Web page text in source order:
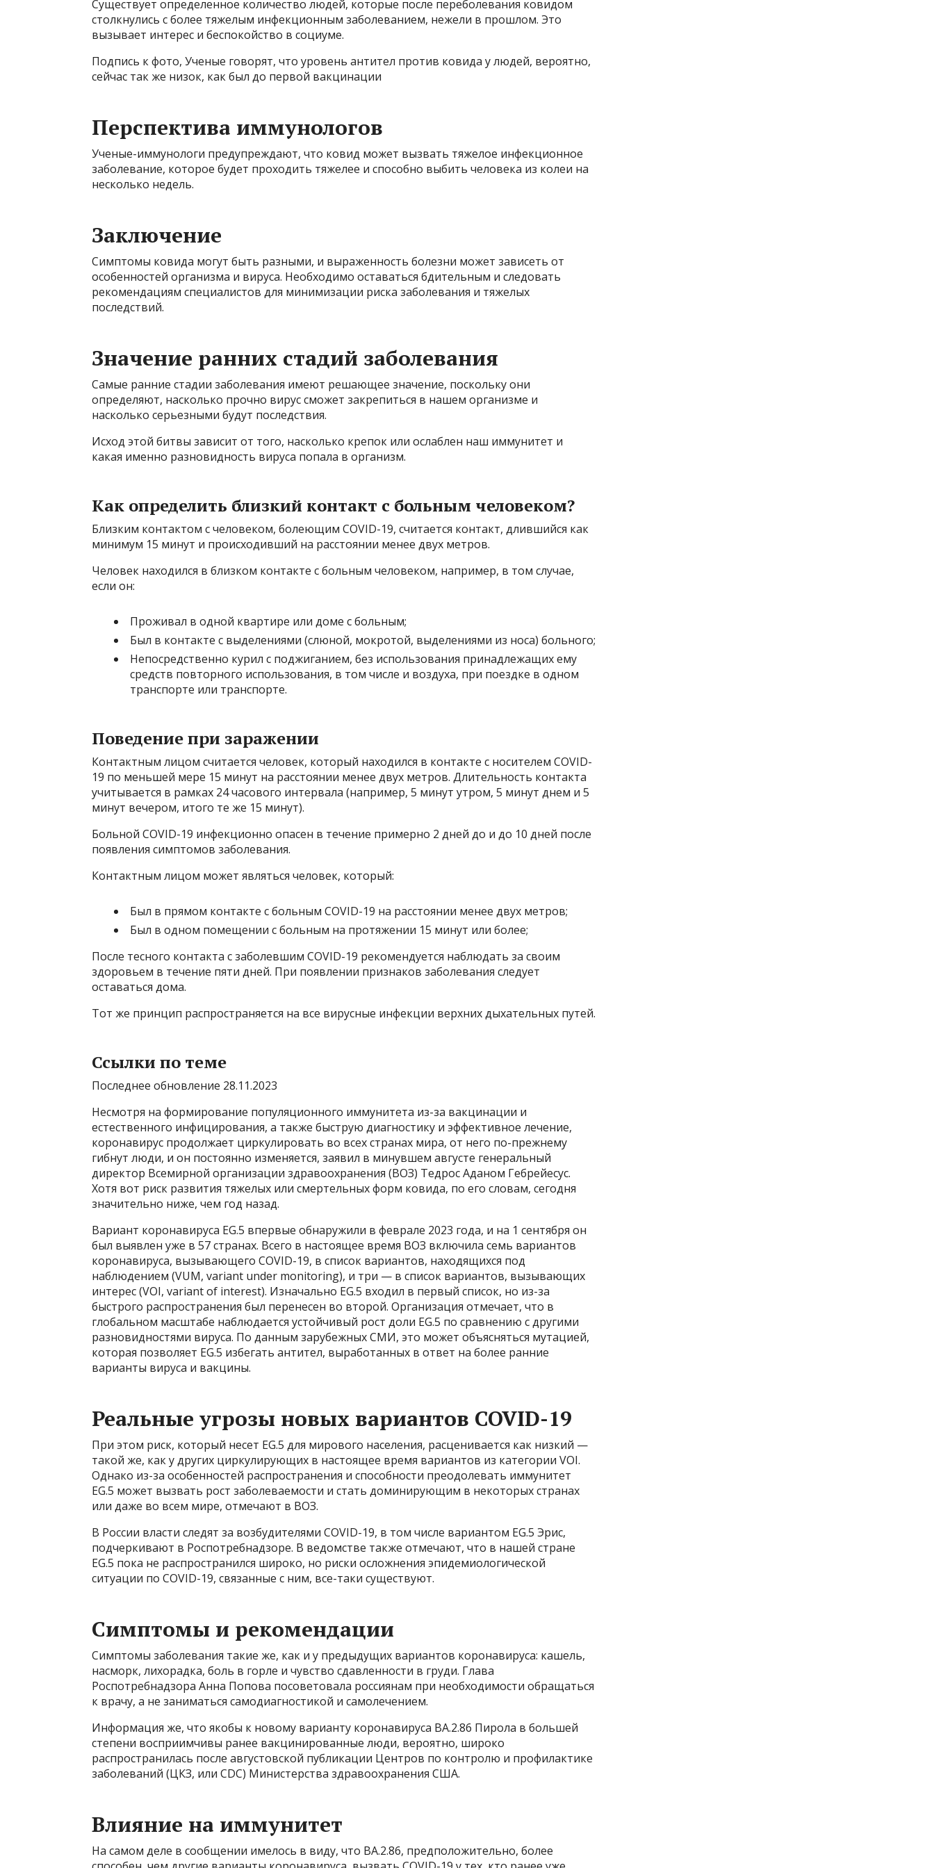
Существует определенное количество людей, которые после переболевания ковидом
столкнулись с более тяжелым инфекционным заболеванием, нежели в прошлом. Это
вызывает интерес и беспокойство в социуме.
Подпись к фото, Ученые говорят, что уровень антител против ковида у людей, вероятно,
сейчас так же низок, как был до первой вакцинации
Перспектива иммунологов
Ученые-иммунологи предупреждают, что ковид может вызвать тяжелое инфекционное
заболевание, которое будет проходить тяжелее и способно выбить человека из колеи на
несколько недель.
Заключение
Симптомы ковида могут быть разными, и выраженность болезни может зависеть от
особенностей организма и вируса. Необходимо оставаться бдительным и следовать
рекомендациям специалистов для минимизации риска заболевания и тяжелых
последствий.
Значение ранних стадий заболевания
Самые ранние стадии заболевания имеют решающее значение, поскольку они
определяют, насколько прочно вирус сможет закрепиться в нашем организме и
насколько серьезными будут последствия.
Исход этой битвы зависит от того, насколько крепок или ослаблен наш иммунитет и
какая именно разновидность вируса попала в организм.
Как определить близкий контакт с больным человеком?
Близким контактом с человеком, болеющим COVID-19, считается контакт, длившийся как
минимум 15 минут и происходивший на расстоянии менее двух метров.
Человек находился в близком контакте с больным человеком, например, в том случае,
если он:
Проживал в одной квартире или доме с больным;
Был в контакте с выделениями (слюной, мокротой, выделениями из носа) больного;
Непосредственно курил с поджиганием, без использования принадлежащих ему
средств повторного использования, в том числе и воздуха, при поездке в одном
транспорте или транспорте.
Поведение при заражении
Контактным лицом считается человек, который находился в контакте с носителем COVID-
19 по меньшей мере 15 минут на расстоянии менее двух метров. Длительность контакта
учитывается в рамках 24 часового интервала (например, 5 минут утром, 5 минут днем и 5
минут вечером, итого те же 15 минут).
Больной COVID-19 инфекционно опасен в течение примерно 2 дней до и до 10 дней после
появления симптомов заболевания.
Контактным лицом может являться человек, который:
Был в прямом контакте с больным COVID-19 на расстоянии менее двух метров;
Был в одном помещении с больным на протяжении 15 минут или более;
После тесного контакта с заболевшим COVID-19 рекомендуется наблюдать за своим
здоровьем в течение пяти дней. При появлении признаков заболевания следует
оставаться дома.
Тот же принцип распространяется на все вирусные инфекции верхних дыхательных путей.
Ссылки по теме
Последнее обновление 28.11.2023
Несмотря на формирование популяционного иммунитета из-за вакцинации и
естественного инфицирования, а также быструю диагностику и эффективное лечение,
коронавирус продолжает циркулировать во всех странах мира, от него по-прежнему
гибнут люди, и он постоянно изменяется, заявил в минувшем августе генеральный
директор Всемирной организации здравоохранения (ВОЗ) Тедрос Аданом Гебрейесус.
Хотя вот риск развития тяжелых или смертельных форм ковида, по его словам, сегодня
значительно ниже, чем год назад.
Вариант коронавируса EG.5 впервые обнаружили в феврале 2023 года, и на 1 сентября он
был выявлен уже в 57 странах. Всего в настоящее время ВОЗ включила семь вариантов
коронавируса, вызывающего COVID-19, в список вариантов, находящихся под
наблюдением (VUM, variant under monitoring), и три — в список вариантов, вызывающих
интерес (VOI, variant of interest). Изначально EG.5 входил в первый список, но из-за
быстрого распространения был перенесен во второй. Организация отмечает, что в
глобальном масштабе наблюдается устойчивый рост доли EG.5 по сравнению с другими
разновидностями вируса. По данным зарубежных СМИ, это может объясняться мутацией,
которая позволяет EG.5 избегать антител, выработанных в ответ на более ранние
варианты вируса и вакцины.
Реальные угрозы новых вариантов COVID-19
При этом риск, который несет EG.5 для мирового населения, расценивается как низкий —
такой же, как у других циркулирующих в настоящее время вариантов из категории VOI.
Однако из-за особенностей распространения и способности преодолевать иммунитет
EG.5 может вызвать рост заболеваемости и стать доминирующим в некоторых странах
или даже во всем мире, отмечают в ВОЗ.
В России власти следят за возбудителями COVID-19, в том числе вариантом EG.5 Эрис,
подчеркивают в Роспотребнадзоре. В ведомстве также отмечают, что в нашей стране
EG.5 пока не распространился широко, но риски осложнения эпидемиологической
ситуации по COVID-19, связанные с ним, все-таки существуют.
Симптомы и рекомендации
Симптомы заболевания такие же, как и у предыдущих вариантов коронавируса: кашель,
насморк, лихорадка, боль в горле и чувство сдавленности в груди. Глава
Роспотребнадзора Анна Попова посоветовала россиянам при необходимости обращаться
к врачу, а не заниматься самодиагностикой и самолечением.
Информация же, что якобы к новому варианту коронавируса BA.2.86 Пирола в большей
степени восприимчивы ранее вакцинированные люди, вероятно, широко
распространилась после августовской публикации Центров по контролю и профилактике
заболеваний (ЦКЗ, или CDC) Министерства здравоохранения США.
Влияние на иммунитет
На самом деле в сообщении имелось в виду, что BA.2.86, предположительно, более